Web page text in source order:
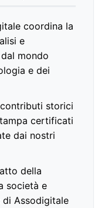
coordina la
e
mondo
e dei
storici
certificati
dai nostri
della
società e
di Assodigitale